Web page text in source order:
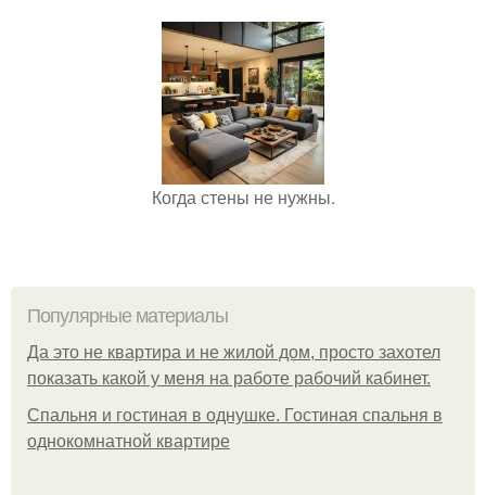
Когда стены не нужны.
Популярные материалы
Да это не квартира и не жилой дом, просто захотел
показать какой у меня на работе рабочий кабинет.
Спальня и гостиная в однушке. Гостиная спальня в
однокомнатной квартире